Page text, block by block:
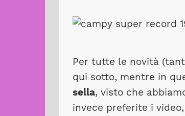
Per tutte le novità
qui sotto, mentre in
sella, visto che
invece preferite i